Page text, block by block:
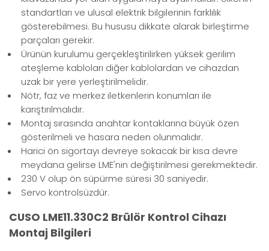
standartları ve ulusal elektrik bilgilerinin farklılık
gösterebilmesi. Bu hususu dikkate alarak birleştirme
parçaları gerekir.
Ürünün kurulumu gerçekleştirilirken yüksek gerilim
ateşleme kabloları diğer kablolardan ve cihazdan
uzak bir yere yerleştirilmelidir.
Nötr, faz ve merkez iletkenlerin konumları ile
karıştırılmalıdır.
Montaj sırasında anahtar kontaklarına büyük özen
gösterilmeli ve hasara neden olunmalıdır.
Harici ön sigortayı devreye sokacak bir kısa devre
meydana gelirse LME'nin değiştirilmesi gerekmektedir.
230 V olup ön süpürme süresi 30 saniyedir.
Servo kontrolsüzdür.
CUSO LME11.330C2 Brülör Kontrol Cihazı
Montaj Bilgileri